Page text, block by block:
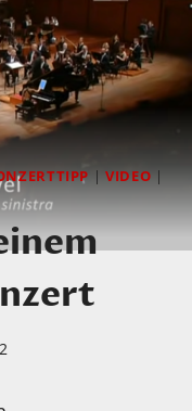
|VIDEO |